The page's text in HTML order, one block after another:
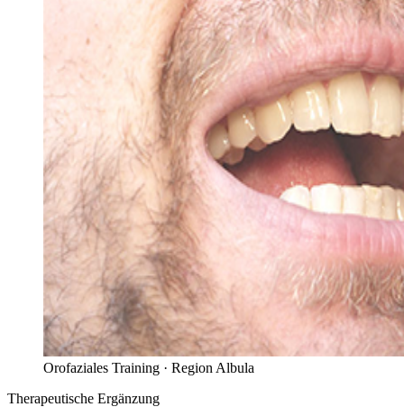
Orofaziales Training · Region Albula
Therapeutische Ergänzung